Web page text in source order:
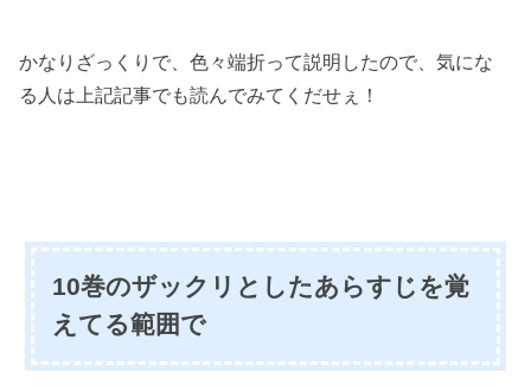
かなりざっくりで、色々端折って説明したので、気にな
る人は上記記事でも読んでみてくだせぇ！
10巻のザックリとしたあらすじを覚
えてる範囲で